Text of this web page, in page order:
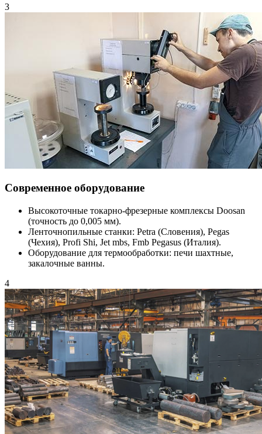
3
Современное оборудование
Высокоточные токарно-фрезерные комплексы Doosan
(точность до 0,005 мм).
Ленточнопильные станки: Petra (Словения), Pegas
(Чехия), Profi Shi, Jet mbs, Fmb Pegasus (Италия).
Оборудование для термообработки: печи шахтные,
закалочные ванны.
4